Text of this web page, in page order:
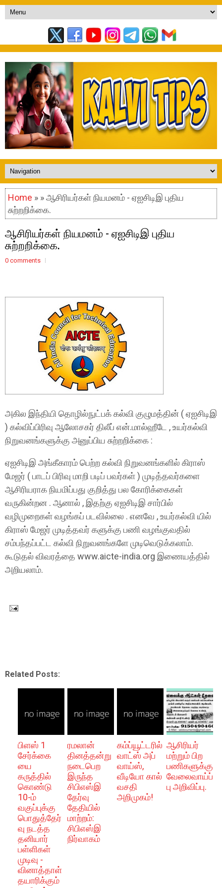
Home » » ஆசிரியர்கள் நியமனம் - ஏஐசிடிஇ புதிய
சுற்றறிக்கை.
ஆசிரியர்கள் நியமனம் - ஏஐசிடிஇ புதிய
சுற்றறிக்கை.
0 comments
அகில இந்தியி தொழில்நுட்பக் கல்வி குழுமத்தின் ( ஏஐசிடிஇ
) கல்விப்பிரிவு ஆலோசகர் திலீப் என்.மால்ஹீடே , உயர்கல்வி
நிறுவனங்களுக்கு அனுப்பிய சுற்றறிக்கை :
ஏஐசிடிஇ அங்கீகாரம் பெற்ற கல்வி நிறுவனங்களில் கிராஸ்
மேஜர் ( பாடப் பிரிவு மாறி படிப் பவர்கள் ) முடித்தவர்களை
ஆசிரியராக நியமிப்பது குறித்து பல கோரிக்கைகள்
வருகின்றன . ஆனால் , இதற்கு ஏஐசிடிஇ சார்பில்
வழிமுறைகள் வழங்கப் படவில்லை . எனவே , உயர்கல்வி யில்
கிராஸ் மேஜர் முடித்தவர் களுக்கு பணி வழங்குவதில்
சம்பந்தப்பட்ட கல்வி நிறுவனங்களே முடிவெடுக்கலாம்.
கூடுதல் விவரத்தை www.aicte-india.org இணையத்தில்
அறியலாம்.
Related Posts:
பிளஸ் 1
சேர்க்கை
யை
கருத்தில்
கொண்டு
10-ம்
வகுப்புக்கு
பொதுத்தேர்
வு நடத்த
தனியார்
பள்ளிகள்
முடிவு -
வினாத்தாள்
தயாரிக்கும்
ரமலான்
தினத்தன்று
நடைபெற
இருந்த
சிபிஎஸ்இ
தேர்வு
தேதியில்
மாற்றம்:
சிபிஎஸ்இ
நிர்வாகம்
கம்ப்யூட்டரில்
வாட்ஸ் அப்
வாய்ஸ்,
வீடியோ கால்
வசதி
அறிமுகம்!
ஆசிரியர்
மற்றும் பிற
பணிகளுக்கு
வேலைவாய்ப்
பு அறிவிப்பு.